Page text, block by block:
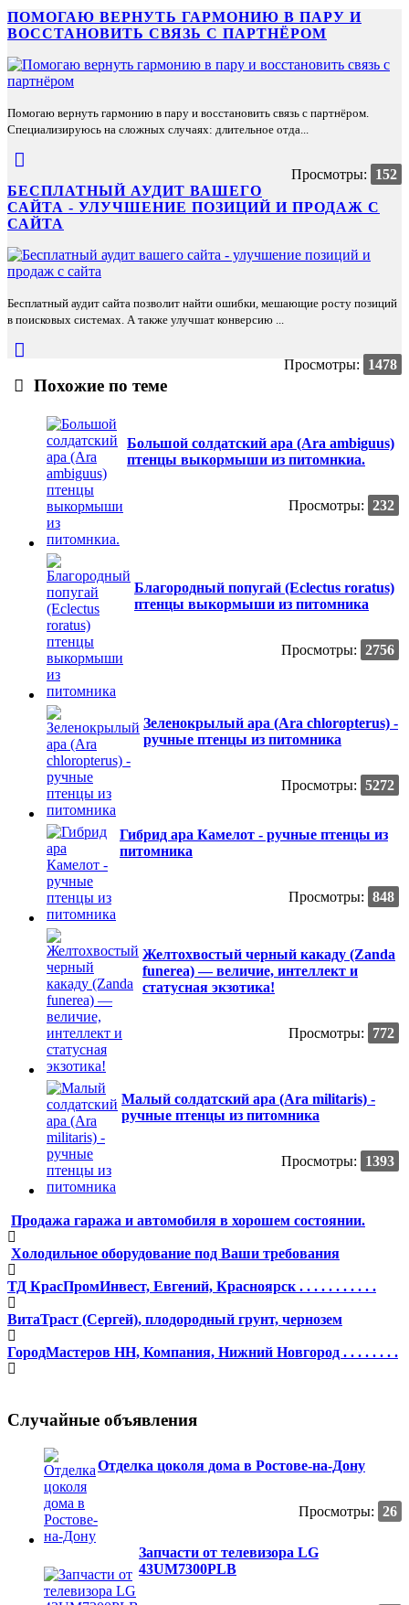
ПОМОГАЮ ВЕРНУТЬ ГАРМОНИЮ В ПАРУ И
ВОССТАНОВИТЬ СВЯЗЬ С ПАРТНЁРОМ
Помогаю вернуть гармонию в пару и восстановить связь с партнёром.
Специализируюсь на сложных случаях: длительное отда...
Просмотры:
152
БЕСПЛАТНЫЙ АУДИТ ВАШЕГО
САЙТА - УЛУЧШЕНИЕ ПОЗИЦИЙ И ПРОДАЖ С
САЙТА
Бесплатный аудит сайта позволит найти ошибки, мешающие росту позиций
в поисковых системах. А также улучшат конверсию ...
Просмотры: 1478
Похожие по теме
Большой солдатский ара (Ara ambiguus)
птенцы выкормыши из питомнкиа.
Просмотры: 232
Благородный попугай (Eclectus roratus)
птенцы выкормыши из питомника
Просмотры: 2756
Зеленокрылый ара (Ara chloropterus) -
ручные птенцы из питомника
Просмотры: 5272
Гибрид ара Камелот - ручные птенцы из
питомника
Просмотры: 848
Желтохвостый черный какаду (Zanda
funerea) — величие, интеллект и
статусная экзотика!
Просмотры: 772
Малый солдатский ара (Ara militaris) -
ручные птенцы из питомника
Просмотры: 1393
Продажа гаража и автомобиля в хорошем состоянии.
Холодильное оборудование под Ваши требования
ТД КрасПромИнвест, Евгений, Красноярск . . . . . . . . . . .
ВитаТраст (Сергей), плодородный грунт, чернозем
ГородМастеров НН, Компания, Нижний Новгород . . . . . . . .
Случайные объявления
Отделка цоколя дома в Ростове-на-Дону
Просмотры: 26
Запчасти от телевизора LG
43UM7300PLB